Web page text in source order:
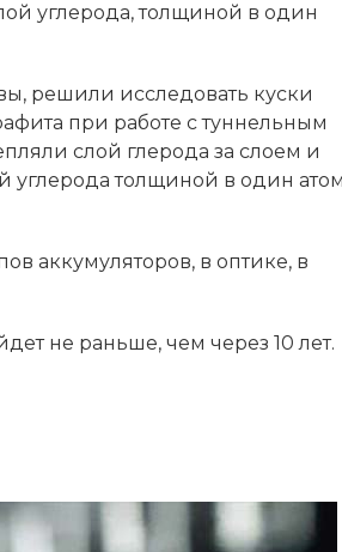
углерода, толщиной в один
решили исследовать куски
при работе с туннельным
слой глерода за слоем и
углерода толщиной в один
аккумуляторов, в оптике, в
не раньше, чем через 10 лет.